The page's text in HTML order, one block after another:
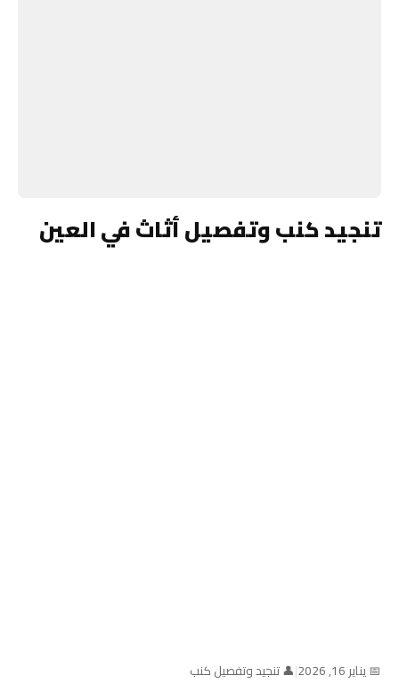
تنجيد كنب وتفصيل أثاث في العين
📅 يناير 16, 2026 |👤 تنجيد وتفصيل كنب